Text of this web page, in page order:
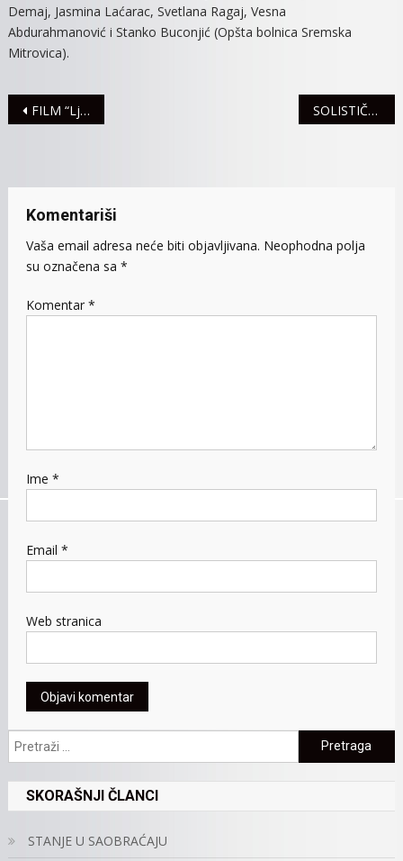
Demaj, Jasmina Laćarac, Svetlana Ragaj, Vesna
Abdurahmanović i Stanko Buconjić (Opšta bolnica Sremska
Mitrovica).
Navigacija
FILM “LjUBAV TVOJA I NEPOSLUŠNOST MOJA” PRED MITROVČANIMA SOLISTIČKI KONCERT ISIDORE KOZLINE UMITROVAČKOJ GALERIJI
Komentariši
Vaša email adresa neće biti objavljivana. Neophodna polja
su označena sa *
Komentar *
Ime *
Email *
Web stranica
Pretraga:
SKORAŠNJI ČLANCI
STANJE U SAOBRAĆAJU